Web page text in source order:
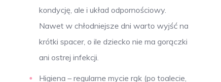
kondycję, ale i układ odpornościowy.
Nawet w chłodniejsze dni warto wyjść na
krótki spacer, o ile dziecko nie ma gorączki
ani ostrej infekcji.
Higiena – regularne mycie rąk (po toalecie,